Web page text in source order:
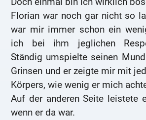
Florian war noch gar nicht so
war mir immer schon ein
ich bei ihm jeglichen
Ständig umspielte seinen
Grinsen und er zeigte mir mit
Körpers, wie wenig er mich
Auf der anderen Seite leistete
wenn er da war.